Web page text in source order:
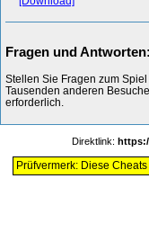
Fragen und Antworten:
Stellen Sie Fragen zum
Tausenden anderen
erforderlich.
Direktlink:
Prüfvermerk: Diese